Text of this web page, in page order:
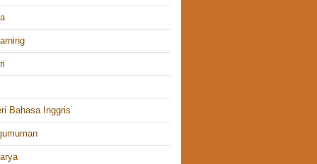
Bahasa Inggris